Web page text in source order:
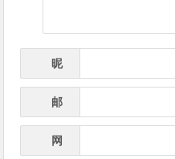
昵
邮
网